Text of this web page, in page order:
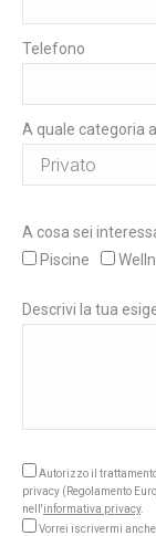
Telefono
A quale categoria
A cosa sei
Piscine
Descrivi la tua
Autorizzo il
privacy (Regolamento
nell'informativa privacy.
Vorrei iscrivermi